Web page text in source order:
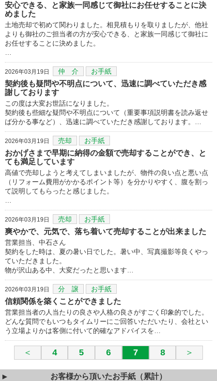
安心できる、と家族一同感じて御社にお任せすることに決
めました
土地売却で初めて関わりました。相見積もりを取りましたが、他社
よりも御社のご担当者の方が安心できる、と家族一同感じて御社に
お任せすることに決めました。
2026年03月19日 仲 介 お手紙
契約後も疑問や不明点について、迅速に調べていただき感
謝しております
この度は大変お世話になりました。
契約後も些細な疑問や不明点について（重要事項説明書を読み返せ
ば分かる事など）、迅速に調べていただき感謝しております。…
2026年03月19日 売却 お手紙
おかげさまで早期に納得の金額で売却することができ、と
ても満足しています
高値で売却しようと考えてしまいましたが、物件の良い点と悪い点
（リフォーム費用がかかるポイント等）を分かりやすく、腹を割っ
て説明してもらったと感じました。
2026年03月19日 売却 お手紙
爽やかで、元気で、落ち着いて売却することが出来ました
営業担当、中石さん
契約をした時は、夏の暑い日でした。暑い中、写真撮影等良くやっ
ていただきました。
物が沢山ある中、大変だったと思います…
2026年03月19日 分 譲 お手紙
信頼関係を築くことができました
営業担当者の人当たりの良さや人格の良さがすごく印象的でした。
どんな質問でもいつもタイムリーにご回答いただいたり、会社とい
う立場よりかは客側に付いて的確なアドバイスを…
＜ 4 5 6 7 8 ＞
お客様から頂いたお手紙（累計）